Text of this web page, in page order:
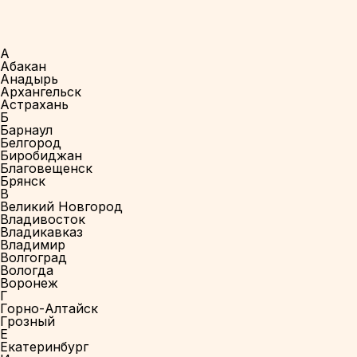
А
Абакан
Анадырь
Архангельск
Астрахань
Б
Барнаул
Белгород
Биробиджан
Благовещенск
Брянск
В
Великий Новгород
Владивосток
Владикавказ
Владимир
Волгоград
Вологда
Воронеж
Г
Горно-Алтайск
Грозный
Е
Екатеринбург